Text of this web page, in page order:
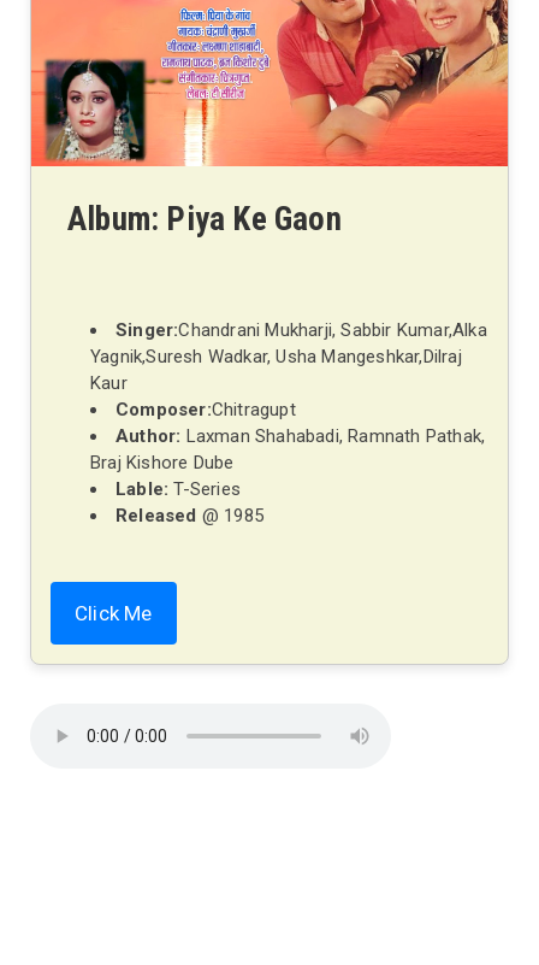
Album: Piya Ke Gaon
Singer:Chandrani Mukharji, Sabbir Kumar,Alka
Yagnik,Suresh Wadkar, Usha Mangeshkar,Dilraj
Kaur
Composer:Chitragupt
Author: Laxman Shahabadi, Ramnath Pathak,
Braj Kishore Dube
Lable:T-Series
Released @ 1985
Click Me